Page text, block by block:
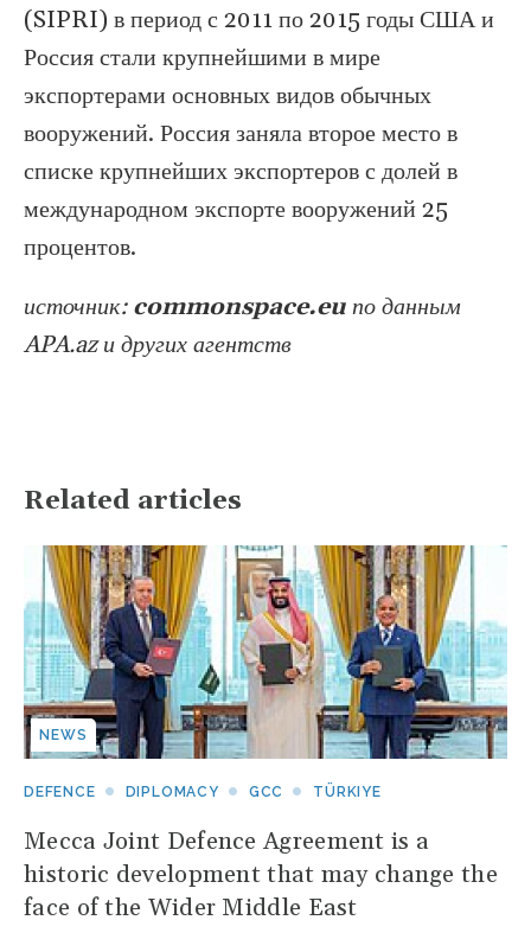
(SIPRI) в период с 2011 по 2015 годы США и
Россия стали крупнейшими в мире
экспортерами основных видов обычных
вооружений. Россия заняла второе место в
списке крупнейших экспортеров с долей в
международном экспорте вооружений 25
процентов.
источник:commonspace.euпо данным
APA.az и других агентств
Related articles
NEWS
DEFENCE DIPLOMACY GCC TÜRKIYE
Mecca Joint Defence Agreement is a
historic development that may change the
face of the Wider Middle East